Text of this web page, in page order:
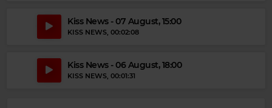
Kiss News - 07 August, 15:00
KISS NEWS, 00:02:08
Kiss News - 06 August, 18:00
KISS NEWS, 00:01:31